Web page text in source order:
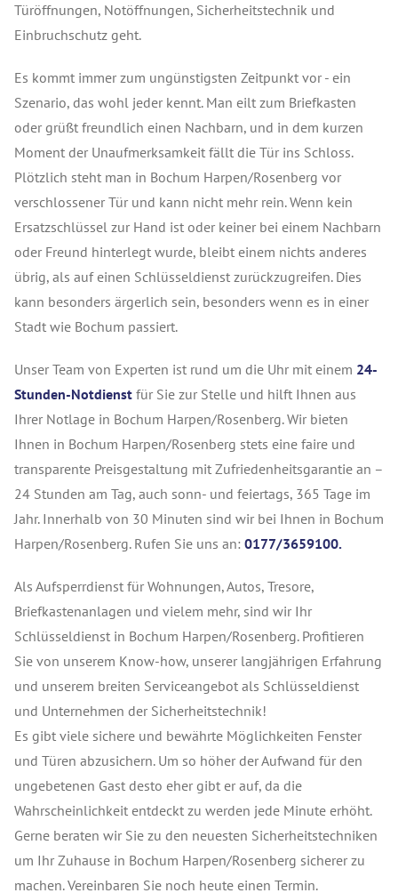
Türöffnungen, Notöffnungen, Sicherheitstechnik und
Einbruchschutz geht.
Es kommt immer zum ungünstigsten Zeitpunkt vor - ein
Szenario, das wohl jeder kennt. Man eilt zum Briefkasten
oder grüßt freundlich einen Nachbarn, und in dem kurzen
Moment der Unaufmerksamkeit fällt die Tür ins Schloss.
Plötzlich steht man in Bochum Harpen/Rosenberg vor
verschlossener Tür und kann nicht mehr rein. Wenn kein
Ersatzschlüssel zur Hand ist oder keiner bei einem Nachbarn
oder Freund hinterlegt wurde, bleibt einem nichts anderes
übrig, als auf einen Schlüsseldienst zurückzugreifen. Dies
kann besonders ärgerlich sein, besonders wenn es in einer
Stadt wie Bochum passiert.
Unser Team von Experten ist rund um die Uhr mit einem 24-
Stunden-Notdienst für Sie zur Stelle und hilft Ihnen aus
Ihrer Notlage in Bochum Harpen/Rosenberg. Wir bieten
Ihnen in Bochum Harpen/Rosenberg stets eine faire und
transparente Preisgestaltung mit Zufriedenheitsgarantie an –
24 Stunden am Tag, auch sonn- und feiertags, 365 Tage im
Jahr. Innerhalb von 30 Minuten sind wir bei Ihnen in Bochum
Harpen/Rosenberg. Rufen Sie uns an: 0177/3659100.
Als Aufsperrdienst für Wohnungen, Autos, Tresore,
Briefkastenanlagen und vielem mehr, sind wir Ihr
Schlüsseldienst in Bochum Harpen/Rosenberg. Profitieren
Sie von unserem Know-how, unserer langjährigen Erfahrung
und unserem breiten Serviceangebot als Schlüsseldienst
und Unternehmen der Sicherheitstechnik!
Es gibt viele sichere und bewährte Möglichkeiten Fenster
und Türen abzusichern. Um so höher der Aufwand für den
ungebetenen Gast desto eher gibt er auf, da die
Wahrscheinlichkeit entdeckt zu werden jede Minute erhöht.
Gerne beraten wir Sie zu den neuesten Sicherheitstechniken
um Ihr Zuhause in Bochum Harpen/Rosenberg sicherer zu
machen. Vereinbaren Sie noch heute einen Termin.